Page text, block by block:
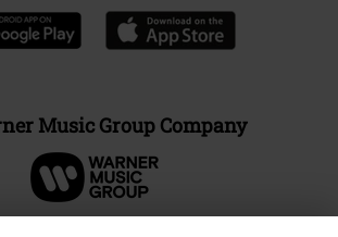
Music Group Company